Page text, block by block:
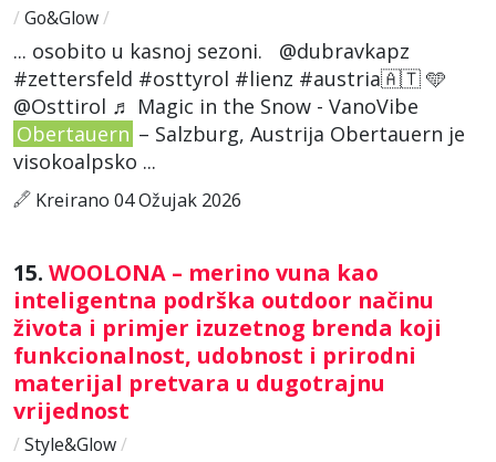
/ Go&Glow/
... osobito u kasnoj sezoni. @dubravkapz
#zettersfeld #osttyrol #lienz #austria🇦🇹 🩵
@Osttirol ♬ Magic in the Snow - VanoVibe
Obertauern – Salzburg, Austrija Obertauern je
visokoalpsko ...
Kreirano 04 Ožujak 2026
15. WOOLONA – merino vuna kao
inteligentna podrška outdoor načinu
života i primjer izuzetnog brenda koji
funkcionalnost, udobnost i prirodni
materijal pretvara u dugotrajnu
vrijednost
/ Style&Glow/